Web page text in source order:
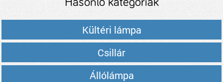
Kültéri lámpa
Csillár
Állólámpa